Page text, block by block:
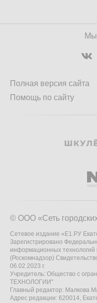
Мы
Полная версия сайта
Помощь по сайту
© ООО «Сеть
Сетевое издание «Е1.РУ
Зарегистрировано
информационных технологий
(Роскомнадзор)
06.02.2023 г.
Учредитель: Общество с
ТЕХНОЛОГИИ"
Главный редактор: Малкова
Адрес редакции: 620014,